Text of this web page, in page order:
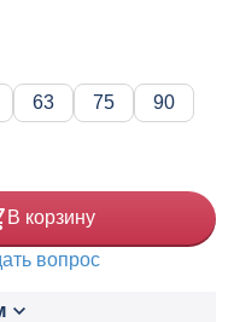
63 75
90
В корзину
вопрос